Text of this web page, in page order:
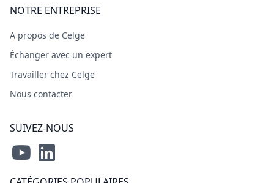
NOTRE ENTREPRISE
A propos de Celge
Échanger avec un expert
Travailler chez Celge
Nous contacter
SUIVEZ-NOUS